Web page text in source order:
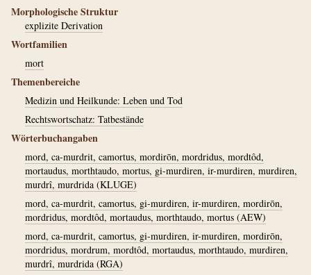
Morphologische Struktur
explizite Derivation
Wortfamilien
mort
Themenbereiche
Medizin und Heilkunde: Leben und Tod
Rechtswortschatz: Tatbestände
Wörterbuchangaben
mord, ca-murdrit, camortus, mordirōn, mordridus, mordtôd,
mortaudus, morthtaudo, mortus, gi-murdiren, ir-murdiren, murdiren,
murdrî, murdrida (KLUGE)
mord, ca-murdrit, camortus, gi-murdiren, ir-murdiren, mordirōn,
mordridus, mordtôd, mortaudus, morthtaudo, mortus (AEW)
mord, ca-murdrit, camortus, gi-murdiren, ir-murdiren, mordirōn,
mordridus, mordrum, mordtôd, mortaudus, morthtaudo, murdiren,
murdrî, murdrida (RGA)